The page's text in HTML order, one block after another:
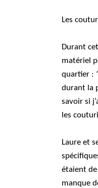
Les
Durant
matériel
quartier :
durant la
savoir si
les
Laure et
étaient de
manque